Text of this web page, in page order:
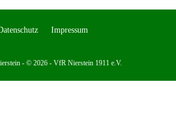
Impressum
- © 2026 - VfR Nierstein 1911 e.V.